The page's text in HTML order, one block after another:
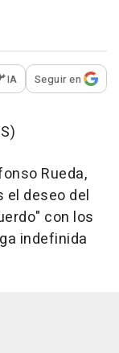
para
IA Seguir en
Rueda,
el deseo del
con los
indefinida